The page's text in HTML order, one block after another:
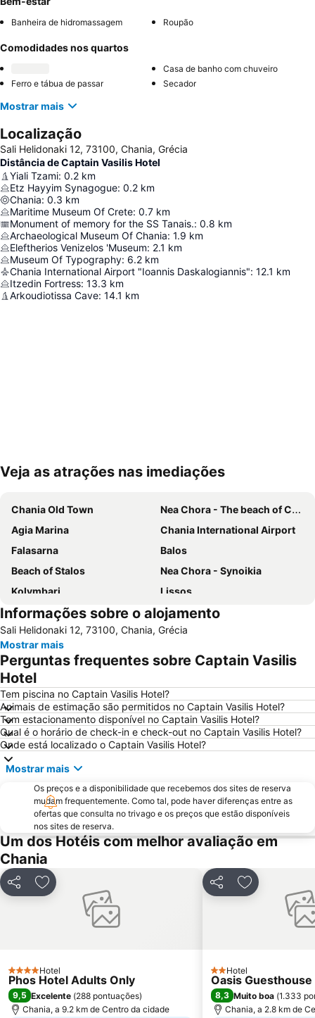
Banheira de hidromassagem Roupão
Comodidades nos quartos
Casa de banho com chuveiro
Ferro e tábua de passar
Secador
Mostrar mais
Localização
Sali Helidonaki 12, 73100, Chania, Grécia
Distância de Captain Vasilis Hotel
Yiali Tzami: 0.2 km
Etz Hayyim Synagogue: 0.2 km
Chania: 0.3 km
Maritime Museum Of Crete: 0.7 km
Monument of memory for the SS Tanais.: 0.8 km
Archaeological Museum Of Chania: 1.9 km
Eleftherios Venizelos 'Museum: 2.1 km
Museum Of Typography: 6.2 km
Chania International Airport "Ioannis Daskalogiannis": 12.1 km
Itzedin Fortress: 13.3 km
Arkoudiotissa Cave: 14.1 km
Ampliar mapa
Veja as atrações nas imediações
Chania Old Town
Nea Chora - The beach of Chania
Agia Marina
Chania International Airport
Falasarna
Balos
Beach of Stalos
Nea Chora - Synoikia
Kolymbari
Lissos
Halepa
Beach of Maleme
Kavros
Rethymnon Τown Beach
Dikastiria
Pahiana
Almyrida
Lake Kournas
Kissamos Port
Agii Apostoli
Giaourtoplimmira
Kiani Akti
Vamos Traditional Village
Topolia Gorge
741 00
Informações sobre o alojamento
Sali Helidonaki 12, 73100, Chania, Grécia
Mostrar mais
Perguntas frequentes sobre Captain Vasilis
Hotel
Tem piscina no Captain Vasilis Hotel?
Animais de estimação são permitidos no Captain Vasilis Hotel?
Tem estacionamento disponível no Captain Vasilis Hotel?
Qual é o horário de check-in e check-out no Captain Vasilis Hotel?
Onde está localizado o Captain Vasilis Hotel?
Mostrar mais
Os preços e a disponibilidade que recebemos dos sites de reserva
mudam frequentemente. Como tal, pode haver diferenças entre as
ofertas que consulta no trivago e os preços que estão disponíveis
nos sites de reserva.
Um dos Hotéis com melhor avaliação em
Chania
PartilharAdicionar aos favoritos
4 Estrelas
Hotel
Phos Hotel Adults Only
9,5 Excelente (288 pontuações)
Chania, a 9.2 km de Centro da cidade
PartilharAdicionar
2 Estrelas
Hotel
Oasis Guesthouse
8,3 Muito boa (1.333
Chania, a 2.8 km de